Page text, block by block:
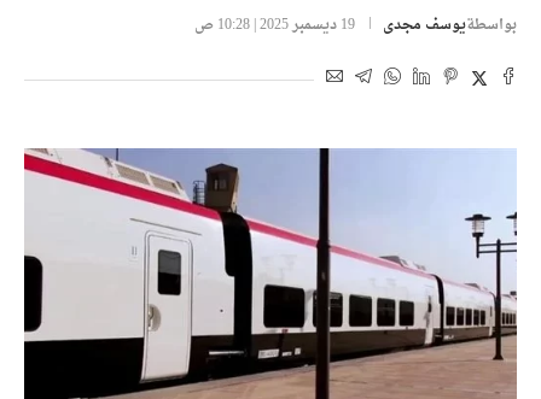
بواسطةيوسف مجدى 19 ديسمبر 2025 | 10:28 ص